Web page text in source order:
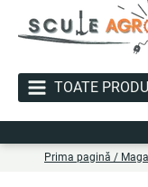
TOATE
Prima pagină /